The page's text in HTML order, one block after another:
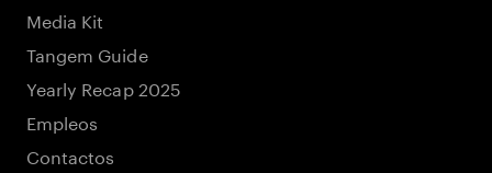
Media Kit
Tangem Guide
Yearly Recap 2025
Empleos
Contactos